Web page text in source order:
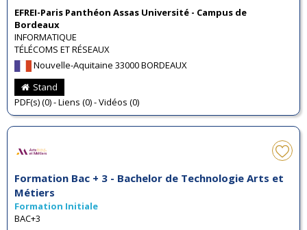
EFREI-Paris Panthéon Assas Université - Campus de
Bordeaux
INFORMATIQUE
TÉLÉCOMS ET RÉSEAUX
Nouvelle-Aquitaine 33000 BORDEAUX
Stand
PDF(s) (0) - Liens (0) - Vidéos (0)
Formation Bac + 3 - Bachelor de Technologie Arts et
Métiers
Formation Initiale
BAC+3